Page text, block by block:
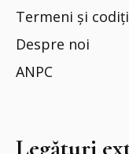
Termeni și
Despre noi
ANPC
Legături